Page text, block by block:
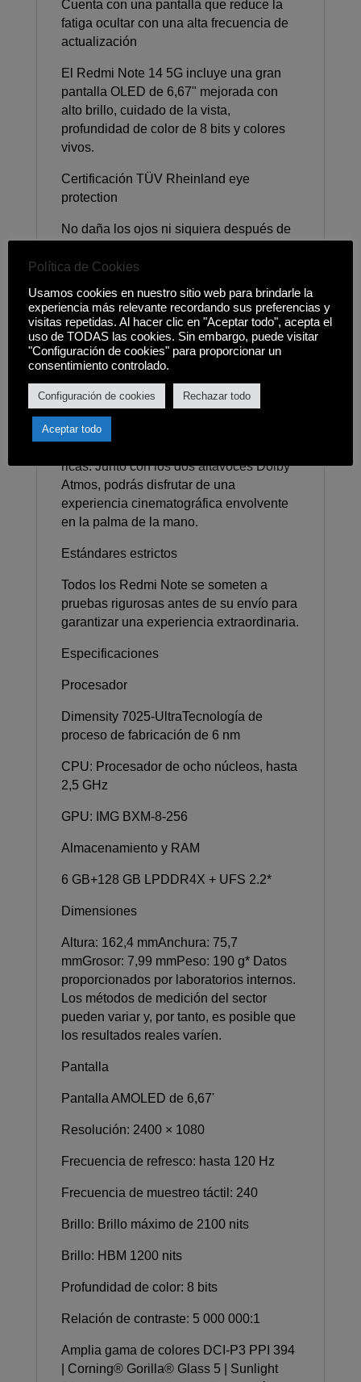
Cuenta con una pantalla que reduce la
fatiga ocultar con una alta frecuencia de
actualización
El Redmi Note 14 5G incluye una gran
pantalla OLED de 6,67" mejorada con
alto brillo, cuidado de la vista,
profundidad de color de 8 bits y colores
vivos.
Certificación TÜV Rheinland eye
protection
No daña los ojos ni siquiera después de
Con la impresionante pantalla se
obtienen hasta 2100 nits de brillo máximo
para un uso cómodo, incluso en entornos
brillantes y bajo la luz directa del sol.
Efectos visuales increíbles
Admite HDR10+ para proporcionar un
ricas. Junto con los dos altavoces Dolby
Atmos, podrás disfrutar de una
experiencia cinematográfica envolvente
en la palma de la mano.
Estándares estrictos
Todos los Redmi Note se someten a
pruebas rigurosas antes de su envío para
garantizar una experiencia extraordinaria.
Especificaciones
Procesador
Dimensity 7025-UltraTecnología de
proceso de fabricación de 6 nm
CPU: Procesador de ocho núcleos, hasta
2,5 GHz
GPU: IMG BXM-8-256
Almacenamiento y RAM
6 GB+128 GB LPDDR4X + UFS 2.2*
Dimensiones
Altura: 162,4 mmAnchura: 75,7
mmGrosor: 7,99 mmPeso: 190 g* Datos
proporcionados por laboratorios internos.
Los métodos de medición del sector
pueden variar y, por tanto, es posible que
los resultados reales varíen.
Pantalla
Pantalla AMOLED de 6,67'
Resolución: 2400 × 1080
Frecuencia de refresco: hasta 120 Hz
Frecuencia de muestreo táctil: 240
Brillo: Brillo máximo de 2100 nits
Brillo: HBM 1200 nits
Profundidad de color: 8 bits
Relación de contraste: 5 000 000:1
Amplia gama de colores DCI-P3 PPI 394
| Corning® Gorilla® Glass 5 | Sunlight
Política de Cookies
Usamos cookies en nuestro sitio web para brindarle la
experiencia más relevante recordando sus preferencias y
visitas repetidas. Al hacer clic en "Aceptar todo", acepta el
uso de TODAS las cookies. Sin embargo, puede visitar
"Configuración de cookies" para proporcionar un
consentimiento controlado.
Configuración de cookies Rechazar todo
Aceptar todo